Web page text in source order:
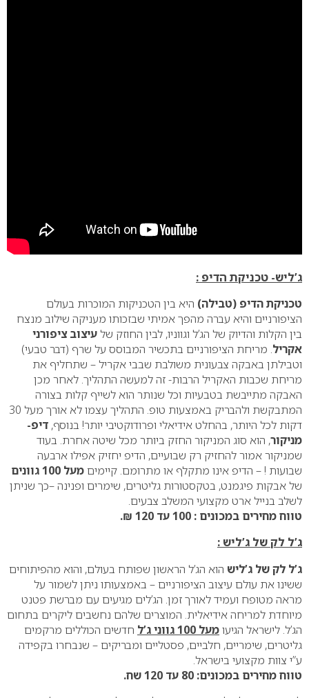
ג’ליש- טכניקת הדיפ :
טכניקת הדיפ (טבילה) היא בין הטכניקות המוכרות בעולם
הציפורניים והיא עברה מהפך אמיתי שבזכותו מעניקה שילוב מנצח
בין הקלות והדיוק של הג’ל וגווניו, לבין החוזק שלעיצוב ציפורני
אקריל. מריחת הציפורניים בתכשיר המבוסס על שרף (דבר טבעי)
וטבילתן באבקה צבעונית משולבת שבבי אקריל – שתחליף את
מריחת שכבות האקריל הרבות- זה למעשה התהליך. לאחר מכן
האבקה מתייבשת בטבעיות וכל שנותר הוא לשייף קלות בצורה
המתבקשת ולהבריק באמצעות טופ. התהליך עצמו לא אורך מעל 30
דקות לכל היותר, בהחלט אידיאלי ופרודוקטיבי יותר! בנוסף, דיפ-
מניקור, הוא סוג המניקור החזק ביותר מכל שיטה אחרת. בעוד
שמניקור אמור להחזיק רק שבועיים, הדיפ יחזיק אפילו ארבעה
שבועות ! – הדיפ אינו מתקלף או מתרומם. קיימים מעל 100 גוונים
של אבקות פיגמנט, בטקסטורות גליטרים, שימרים ופנינה –כך שניתן
לשלב בנייל ארט מקצועי המשלב צבעים.
טווח מחירים במכונים : 100 עד 120 ₪.
ג’ל לק של ג’ליש :
ג’ל לק של ג’ליש הוא הג’ל הראשון שפותח בעולם, והוא מהפיתוחים
ששינו את עולם עיצוב הציפורניים – באמצעותו ניתן לשמור על
מראה מטופח ועמיד לאורך זמן. הג’לים מגיעים עם מברשת פטנט
מיוחדת למריחה אידיאלית. המוצרים שלהם נחשבים ליקרים בתחום
הג’ל. לישראל הגיעומעל 100 גווני ג’ל
חדשים הכוללים מרקמים
גליטרים, שימריים, חלביים, פסטליים ומבריקים – שנבחרו בקפידה
ע”י צוות מקצועי בישראל.
טווח מחירים במכונים: 80 עד 120 שח.